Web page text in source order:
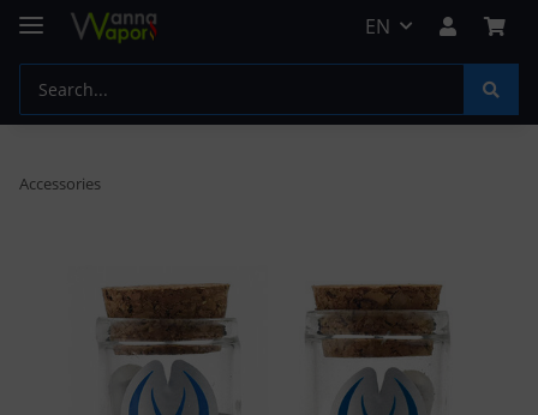
EN
Accessories